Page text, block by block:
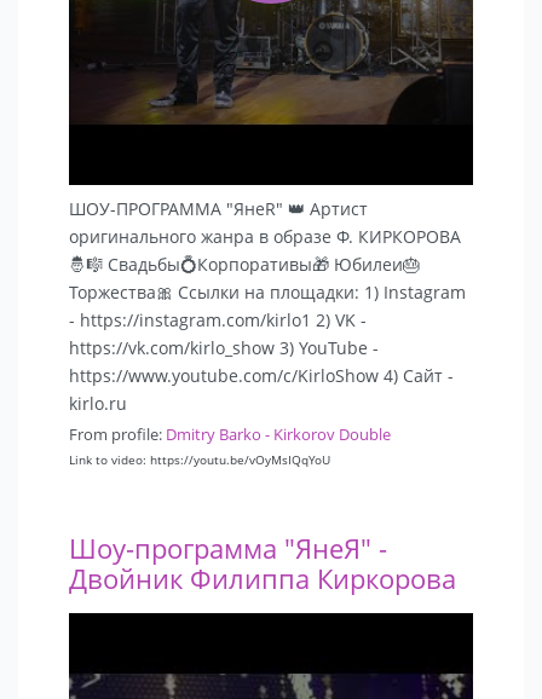
ШОУ-ПРОГРАММА "ЯнеR" 👑 Артист
оригинального жанра в образе Ф. КИРКОРОВА
🤴🎼 Свадьбы💍Корпоративы🎁 Юбилеи🎂
Торжества🎀 Ссылки на площадки: 1) Instagram
- https://instagram.com/kirlo1 2) VK -
https://vk.com/kirlo_show 3) YouTube -
https://www.youtube.com/c/KirloShow 4) Сайт -
kirlo.ru
From profile: Dmitry Barko - Kirkorov Double
Link to video: https://youtu.be/vOyMsIQqYoU
Шоу-программа "ЯнеЯ" -
Двойник Филиппа Киркорова